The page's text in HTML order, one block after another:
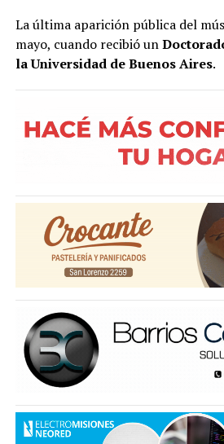
La última aparición pública del
mayo, cuando recibió un
la Universidad de Buenos Aires.